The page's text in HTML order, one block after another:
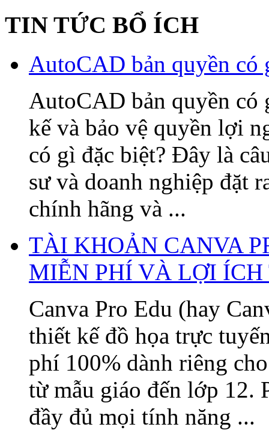
TIN TỨC BỔ ÍCH
AutoCAD bản quyền có
AutoCAD bản quyền có
kế và bảo vệ quyền lợi
có gì đặc biệt? Đây là
sư và doanh nghiệp đặt
chính hãng và ...
TÀI KHOẢN CANVA
MIỄN PHÍ VÀ LỢI
Canva Pro Edu (hay
thiết kế đồ họa trực
phí 100% dành riêng
từ mẫu giáo đến lớp 12.
đầy đủ mọi tính năng ...